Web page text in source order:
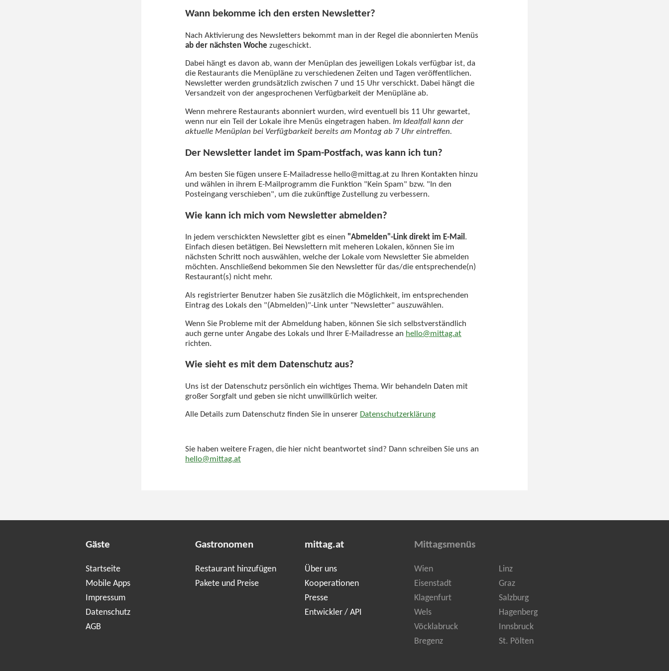
Wann bekomme ich den ersten Newsletter?
Nach Aktivierung des Newsletters bekommt man in der Regel die abonnierten Menüs
ab der nächsten Woche zugeschickt.
Dabei hängt es davon ab, wann der Menüplan des jeweiligen Lokals verfügbar ist, da
die Restaurants die Menüpläne zu verschiedenen Zeiten und Tagen veröffentlichen.
Newsletter werden grundsätzlich zwischen 7 und 15 Uhr verschickt. Dabei hängt die
Versandzeit von der angesprochenen Verfügbarkeit der Menüpläne ab.
Wenn mehrere Restaurants abonniert wurden, wird eventuell bis 11 Uhr gewartet,
wenn nur ein Teil der Lokale ihre Menüs eingetragen haben. Im Idealfall kann der
aktuelle Menüplan bei Verfügbarkeit bereits am Montag ab 7 Uhr eintreffen.
Der Newsletter landet im Spam-Postfach, was kann ich tun?
Am besten Sie fügen unsere E-Mailadresse hello@mittag.at zu Ihren Kontakten hinzu
und wählen in ihrem E-Mailprogramm die Funktion "Kein Spam" bzw. "In den
Posteingang verschieben", um die zukünftige Zustellung zu verbessern.
Wie kann ich mich vom Newsletter abmelden?
In jedem verschickten Newsletter gibt es einen "Abmelden"-Link direkt im E-Mail.
Einfach diesen betätigen. Bei Newslettern mit meheren Lokalen, können Sie im
nächsten Schritt noch auswählen, welche der Lokale vom Newsletter Sie abmelden
möchten. Anschließend bekommen Sie den Newsletter für das/die entsprechende(n)
Restaurant(s) nicht mehr.
Als registrierter Benutzer haben Sie zusätzlich die Möglichkeit, im entsprechenden
Eintrag des Lokals den "(Abmelden)"-Link unter "Newsletter" auszuwählen.
Wenn Sie Probleme mit der Abmeldung haben, können Sie sich selbstverständlich
auch gerne unter Angabe des Lokals und Ihrer E-Mailadresse an hello@mittag.at
richten.
Wie sieht es mit dem Datenschutz aus?
Uns ist der Datenschutz persönlich ein wichtiges Thema. Wir behandeln Daten mit
großer Sorgfalt und geben sie nicht unwillkürlich weiter.
Alle Details zum Datenschutz finden Sie in unserer Datenschutzerklärung
Sie haben weitere Fragen, die hier nicht beantwortet sind? Dann schreiben Sie uns an
hello@mittag.at
Gäste
Startseite
Mobile Apps
Impressum
Datenschutz
AGB
Gastronomen
Restaurant hinzufügen
Pakete und Preise
mittag.at
Über uns
Kooperationen
Presse
Entwickler / API
Mittagsmenüs
Wien
Linz
Eisenstadt
Graz
Klagenfurt
Salzburg
Wels
Hagenberg
Vöcklabruck
Innsbruck
Bregenz
St. Pölten